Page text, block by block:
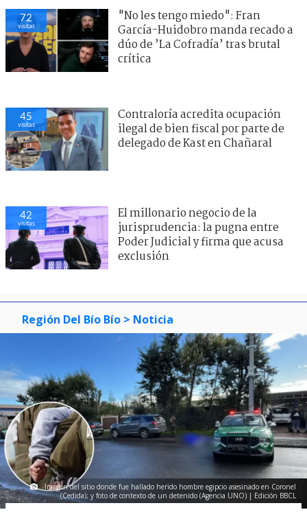
72
visitas
"No les tengo miedo": Fran
García-Huidobro manda recado a
dúo de ’La Cofradía’ tras brutal
crítica
45
visitas
Contraloría acredita ocupación
ilegal de bien fiscal por parte de
delegado de Kast en Chañaral
42
visitas
El millonario negocio de la
jurisprudencia: la pugna entre
Poder Judicial y firma que acusa
exclusión
Región Del Bío Bío > Noticia
Imagen del sitio donde fue hallado herido hombre egipcio asesinado en Coronel
(Cedida); y foto de contexto de un detenido (Agencia UNO) | Edición BBCL